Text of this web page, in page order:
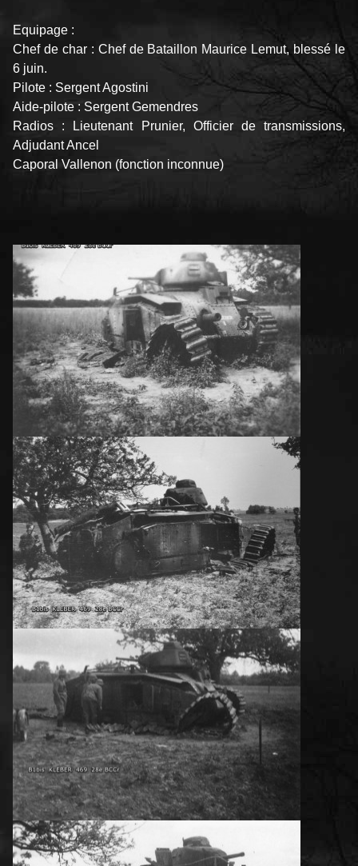
Equipage :
Chef de char : Chef de Bataillon Maurice Lemut, blessé le
6 juin.
Pilote : Sergent Agostini
Aide-pilote : Sergent Gemendres
Radios : Lieutenant Prunier, Officier de transmissions,
Adjudant Ancel
Caporal Vallenon (fonction inconnue)